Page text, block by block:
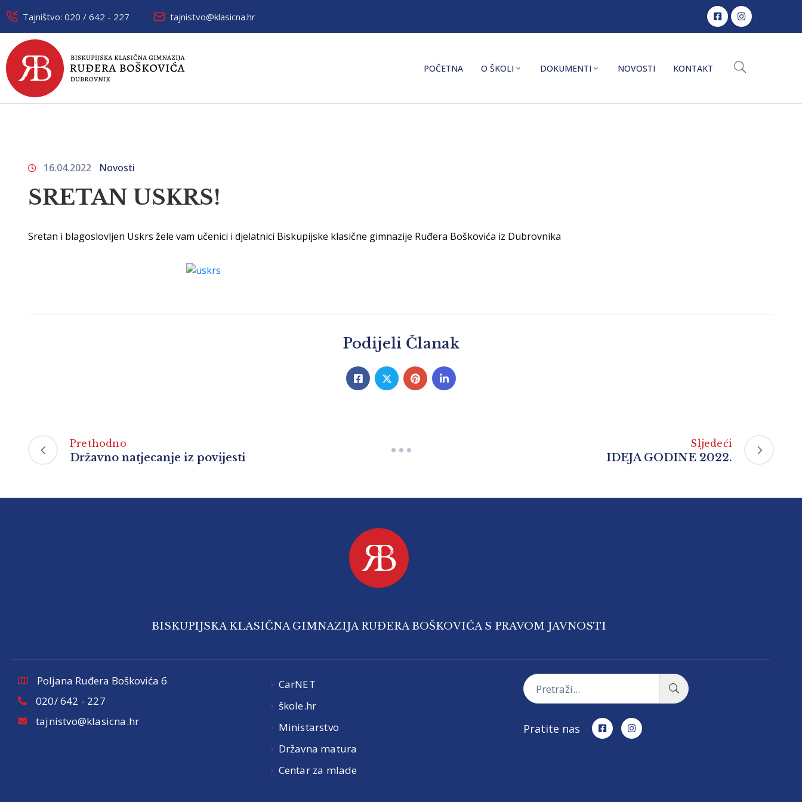
Tajništvo: 020 / 642 - 227 tajnistvo@klasicna.hr
POČETNA O ŠKOLI DOKUMENTI NOVOSTI KONTAKT
16.04.2022 Novosti
SRETAN USKRS!
Sretan i blagoslovljen Uskrs žele vam učenici i djelatnici Biskupijske klasične gimnazije Ruđera Boškovića iz Dubrovnika
Podijeli Članak
Prethodno
Državno natjecanje iz povijesti
Sljedeći
IDEJA GODINE 2022.
BISKUPIJSKA KLASIČNA GIMNAZIJA RUĐERA BOŠKOVIĆA S PRAVOM JAVNOSTI
Poljana Ruđera Boškovića 6
020/ 642 - 227
tajnistvo@klasicna.hr
CarNET
škole.hr
Ministarstvo
Državna matura
Centar za mlade
Pratite nas